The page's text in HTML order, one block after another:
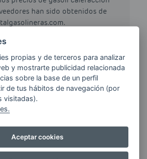
han sido obtenidos de
los precios de Gasoil
hoy en Pilar De La
Horadada
Precio
propias y de terceros para analizar
y mostrarte publicidad relacionada
sobre la base de un perfil
de tus hábitos de navegación (por
visitadas).
Aceptar cookies